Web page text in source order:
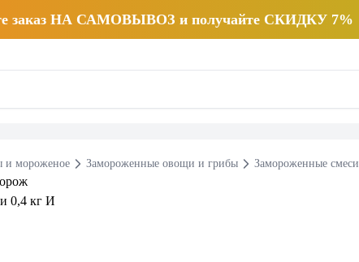
заказ НА САМОВЫВОЗ и получайте СКИДКУ 7%
и мороженое Замороженные овощи и грибы Замороженные смеси